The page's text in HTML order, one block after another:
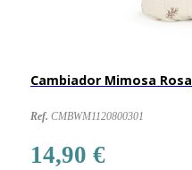
Cambiador Mimosa Rosa
Ref. CMBWM1120800301
14,90 €